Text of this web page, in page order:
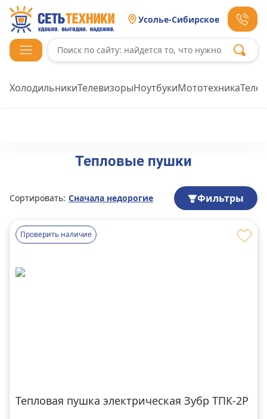
Усолье-Сибирское
ХолодильникиТелевизорыНоутбукиМототехника
Тепловые пушки
Сортировать: Сначала недорогие Фильтры
Проверить наличие
Тепловая пушка электрическая Зубр ТПК-2Р